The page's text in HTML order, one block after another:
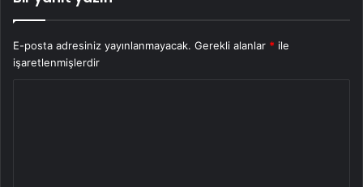
E-posta adresiniz yayınlanmayacak. Gerekli alanlar * ile
işaretlenmişlerdir